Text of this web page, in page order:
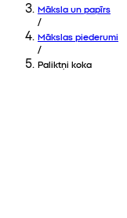
Māksla un papīrs
/
Mākslas piederumi
/
Paliktņi koka